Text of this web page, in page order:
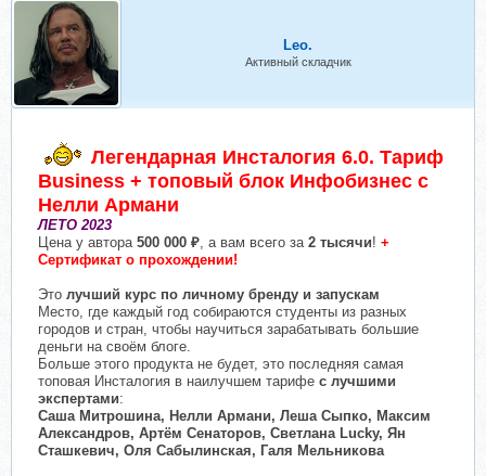
Leo.
Активный складчик
Легендарная Инсталогия 6.0. Тариф
Business + топовый блок Инфобизнес с
Нелли Армани
ЛЕТО 2023
Цена у автора 500 000 ₽, а вам всего за 2 тысячи! +
Сертификат о прохождении!
Это лучший курс по личному бренду и запускам
Место, где каждый год собираются студенты из разных
городов и стран, чтобы научиться зарабатывать большие
деньги на своём блоге.
Больше этого продукта не будет, это последняя самая
топовая Инсталогия в наилучшем тарифе с лучшими
экспертами:
Саша Митрошина, Нелли Армани, Леша Сыпко, Максим
Александров, Артём Сенаторов, Светлана Lucky, Ян
Сташкевич, Оля Сабылинская, Галя Мельникова